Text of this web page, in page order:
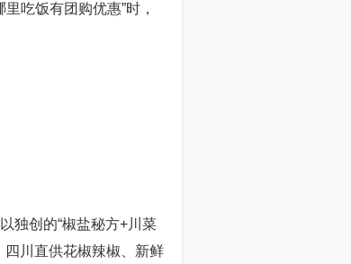
吃饭有团购优惠”时，
独创的“椒盐秘方+川菜
四川直供花椒辣椒、新鲜